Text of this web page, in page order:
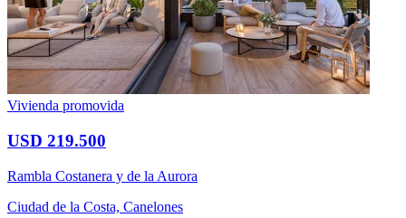
Vivienda promovida
USD 219.500
Rambla Costanera y de la Aurora
Ciudad de la Costa, Canelones